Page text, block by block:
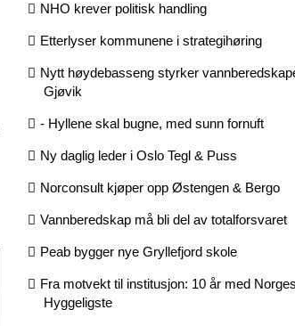
NHO krever politisk handling
Etterlyser kommunene i strategihøring
Nytt høydebasseng styrker
Gjøvik
- Hyllene skal bugne, med sunn fornuft
Ny daglig leder i Oslo Tegl & Puss
Norconsult kjøper opp Østengen & Bergo
Vannberedskap må bli del av totalforsvaret
Peab bygger nye Gryllefjord skole
Fra motvekt til institusjon: 10 år med Norges
Hyggeligste